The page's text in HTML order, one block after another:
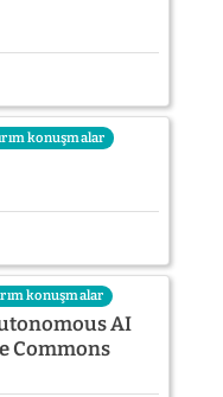
konuşmalar
konuşmalar
AI
Commons